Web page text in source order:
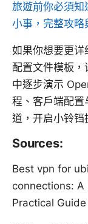
旅遊前你必須知
小事，完整攻略
如果你想要更详
配置文件模板
中逐步演示
程、客户端配置
道，开启小铃铛
Sources:
Best vpn for
connections: A
Practical Guide